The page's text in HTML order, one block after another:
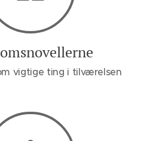
vigtige ting i tilværelsen